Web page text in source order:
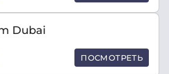
Dubai
ПОСМОТРЕТЬ